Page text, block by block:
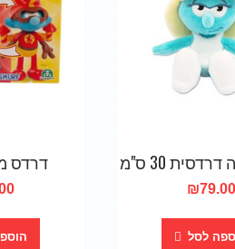
30 ס"מ
₪79.00
לסל
דרדס